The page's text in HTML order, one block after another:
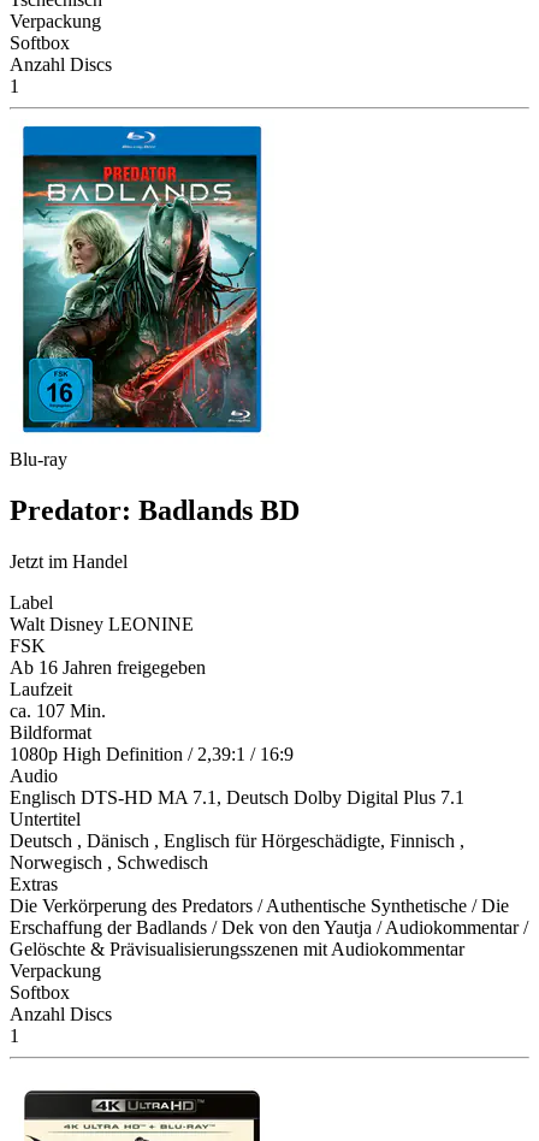
Verpackung
Softbox
Anzahl Discs
1
Blu-ray
Predator: Badlands BD
Jetzt im Handel
Label
Walt Disney LEONINE
FSK
Ab 16 Jahren freigegeben
Laufzeit
ca. 107 Min.
Bildformat
1080p High Definition / 2,39:1 / 16:9
Audio
Englisch DTS-HD MA 7.1, Deutsch Dolby Digital Plus 7.1
Untertitel
Deutsch , Dänisch , Englisch für Hörgeschädigte, Finnisch ,
Norwegisch , Schwedisch
Extras
Die Verkörperung des Predators / Authentische Synthetische / Die
Erschaffung der Badlands / Dek von den Yautja / Audiokommentar /
Gelöschte & Prävisualisierungsszenen mit Audiokommentar
Verpackung
Softbox
Anzahl Discs
1